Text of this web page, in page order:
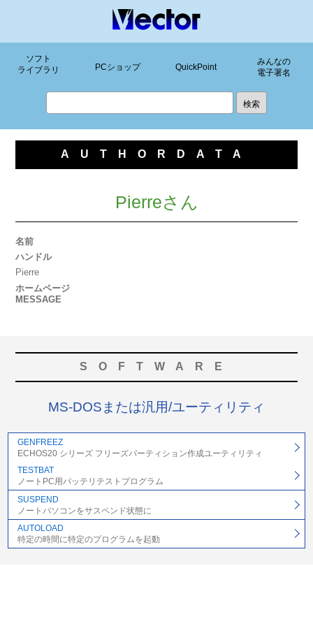
ソフト
ライブラリ
PCショップ QuickPoint
みんなの
電子署名
AUTHORDATA
Pierreさん
名前
ハンドル
Pierre
ホームページ
MESSAGE
SOFTWARE
MS-DOSまたは汎用/ユーティリティ
GENFREEZ
ECHOS20 シリーズ フリーズパーティション作成ユーティリティ
TESTBAT
ノートPC用バッテリテストプログラム
SUSPEND
ノートパソコンをサスペンド状態に
AUTOLOAD
特定の時間に特定のプログラムを起動